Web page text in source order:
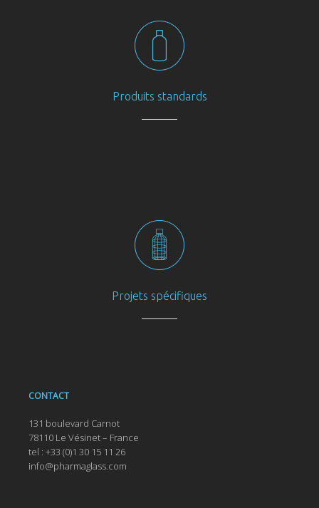
Produits standards
Projets spécifiques
CONTACT
131 boulevard Carnot
78110 Le Vésinet – France
tel : +33 (0)1 30 15 11 26
info@pharmaglass.com